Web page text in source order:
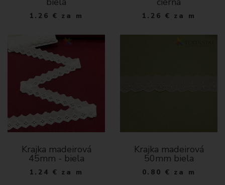
1.26 € za m 1.26 € za m
Krajka madeirová
45mm - biela
1.24 € za m
Krajka madeirová
50mm biela
0.80 € za m